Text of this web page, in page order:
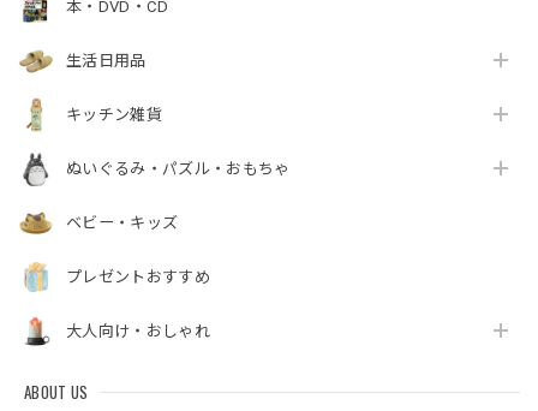
本・DVD・CD
生活日用品
キッチン雑貨
ぬいぐるみ・パズル・おもちゃ
ベビー・キッズ
プレゼントおすすめ
大人向け・おしゃれ
ABOUT US